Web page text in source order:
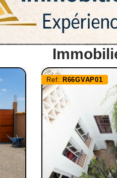
Ref: R66GVAP01